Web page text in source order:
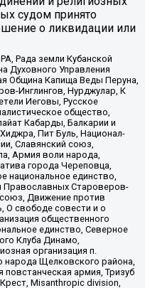
судом принято
о ликвидации или
Рада земли Кубанской
Духовного Управления
Община Капища Веды Перуна,
Инглингов, Нурджулар, К
Иеговы, Русское
общество,
Кабарды, Балкарии и
Пит Буль, Национал-
Славянский союз,
Армия воли народа,
города Череповца,
национальное единство,
Православных Староверов-
Движение против
О свободе совести и о
общественного
единство, Северное
Клуба Динамо,
организация п.
народа Щелковского района,
армия, Тризуб
Misanthropic division,